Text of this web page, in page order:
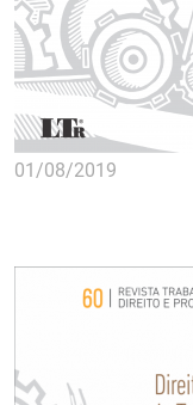
01/08/2019